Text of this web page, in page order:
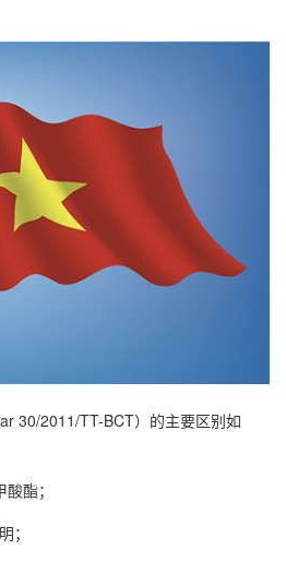
30/2011/TT-BCT）的主要区别如
酯；
；